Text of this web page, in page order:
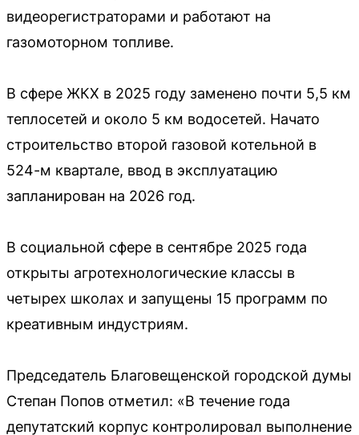
видеорегистраторами и работают на
газомоторном топливе.
В сфере ЖКХ в 2025 году заменено почти 5,5 км
теплосетей и около 5 км водосетей. Начато
строительство второй газовой котельной в
524-м квартале, ввод в эксплуатацию
запланирован на 2026 год.
В социальной сфере в сентябре 2025 года
открыты агротехнологические классы в
четырех школах и запущены 15 программ по
креативным индустриям.
Председатель Благовещенской городской думы
Степан Попов отметил: «В течение года
депутатский корпус контролировал выполнение